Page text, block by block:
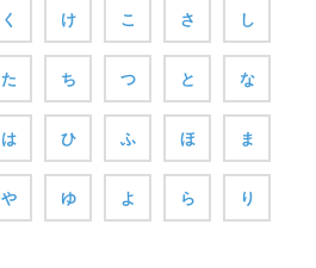
く け こ さ し
た ち つ と な
は ひ ふ ほ ま
や ゆ よ ら り